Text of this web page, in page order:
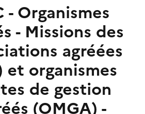
- Organismes
- Missions des
agréées
et organismes
de gestion
(OMGA) -